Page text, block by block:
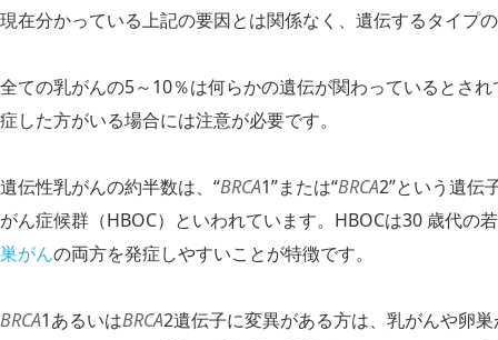
現在分かっている上記の要因とは関係なく、遺伝するタイプ
全ての乳がんの5～10％は何らかの遺伝が関わっているとさ
症した方がいる場合には注意が必要です。
遺伝性乳がんの約半数は、“BRCA1”または“BRCA2”という遺伝
がん症候群（HBOC）といわれています。HBOCは30 歳代の
巣がんの両方を発症しやすいことが特徴です。
BRCA1あるいはBRCA2遺伝子に変異がある方は、乳がんや卵